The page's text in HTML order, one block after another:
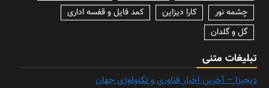
چشمه نور
کارا دیزاین
کمد فایل و قفسه اداری
گل و گلدان
تبلیغات متنی
دیجیزا – آخرین اخبار فناوری و تکنولوژی جهان